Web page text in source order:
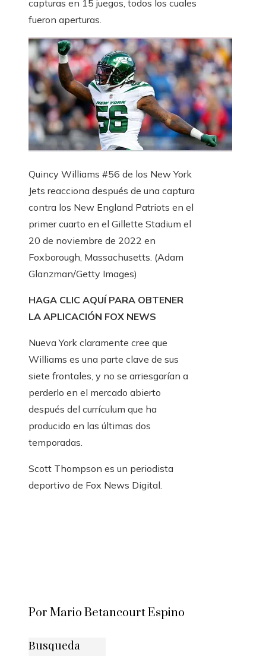
capturas en 15 juegos, todos los cuales
fueron aperturas.
Quincy Williams #56 de los New York
Jets reacciona después de una captura
contra los New England Patriots en el
primer cuarto en el Gillette Stadium el
20 de noviembre de 2022 en
Foxborough, Massachusetts. (Adam
Glanzman/Getty Images)
HAGA CLIC AQUÍ PARA OBTENER
LA APLICACIÓN FOX NEWS
Nueva York claramente cree que
Williams es una parte clave de sus
siete frontales, y no se arriesgarían a
perderlo en el mercado abierto
después del currículum que ha
producido en las últimas dos
temporadas.
Scott Thompson es un periodista
deportivo de Fox News Digital.
Por Mario Betancourt Espino
Busqueda